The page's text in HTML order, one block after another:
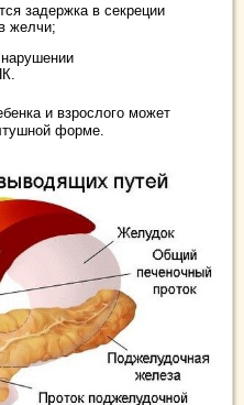
задержка в секреции
желчи;
и взрослого может
форме.